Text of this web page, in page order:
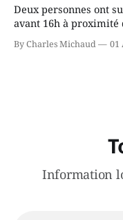
Deux personnes ont
avant 16h à proximité
le secteur Bellefeuille
victimes aurait été
By Charles Michaud 01
Information